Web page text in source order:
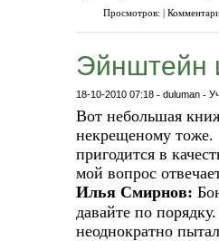
Просмотров: |
Эйнштейн
18-10-2010 07:18 -duluman -
Вот небольшая
некрещеному тоже.
пригодится в
мой вопрос
Илья Смирнов:
давайте по
неоднократно